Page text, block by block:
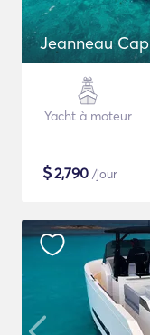
Jeanneau
Yacht à moteur
$2,790 /jour